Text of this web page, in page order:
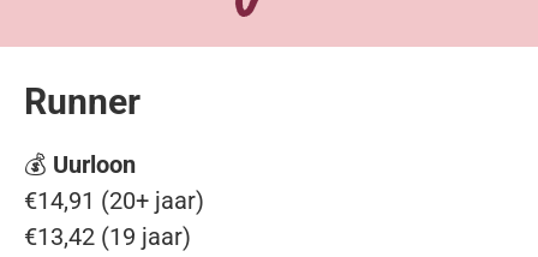
Runner
💰 Uurloon
€14,91 (20+ jaar)
€13,42 (19 jaar)